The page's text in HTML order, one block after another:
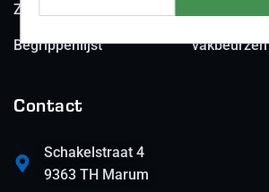
Zwembadtechniek
Begrippenlijst
Remon op
vakbeurzen
Contact
Schakelstraat 4
9363 TH Marum